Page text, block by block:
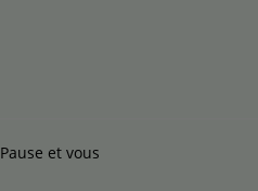
Pause et vous